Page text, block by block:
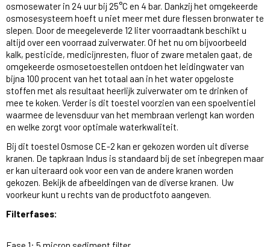
osmosewater in 24 uur bij 25°C en 4 bar. Dankzij het omgekeerde
osmosesysteem hoeft u niet meer met dure flessen bronwater te
slepen. Door de meegeleverde 12 liter voorraadtank beschikt u
altijd over een voorraad zuiverwater. Of het nu om bijvoorbeeld
kalk, pesticide, medicijnresten, fluor of zware metalen gaat, de
omgekeerde osmosetoestellen ontdoen het leidingwater van
bijna 100 procent van het totaal aan in het water opgeloste
stoffen met als resultaat heerlijk zuiverwater om te drinken of
mee te koken. Verder is dit toestel voorzien van een spoelventiel
waarmee de levensduur van het membraan verlengt kan worden
en welke zorgt voor optimale waterkwaliteit.
Bij dit toestel Osmose CE-2 kan er gekozen worden uit diverse
kranen. De tapkraan Indus is standaard bij de set inbegrepen maar
er kan uiteraard ook voor een van de andere kranen worden
gekozen. Bekijk de afbeeldingen van de diverse kranen. Uw
voorkeur kunt u rechts van de productfoto aangeven.
Filterfases: